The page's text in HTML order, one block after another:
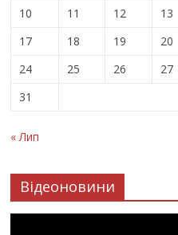
10
11 12 13
17
18 19 20
24
25 26 27
31
« Лип
Відеоновини